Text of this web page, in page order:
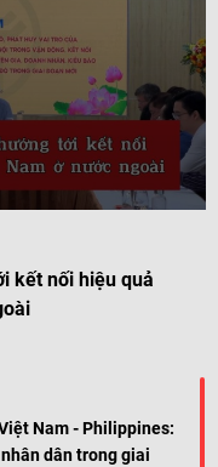
kết nối hiệu quả
Nam - Philippines:
dân trong giai